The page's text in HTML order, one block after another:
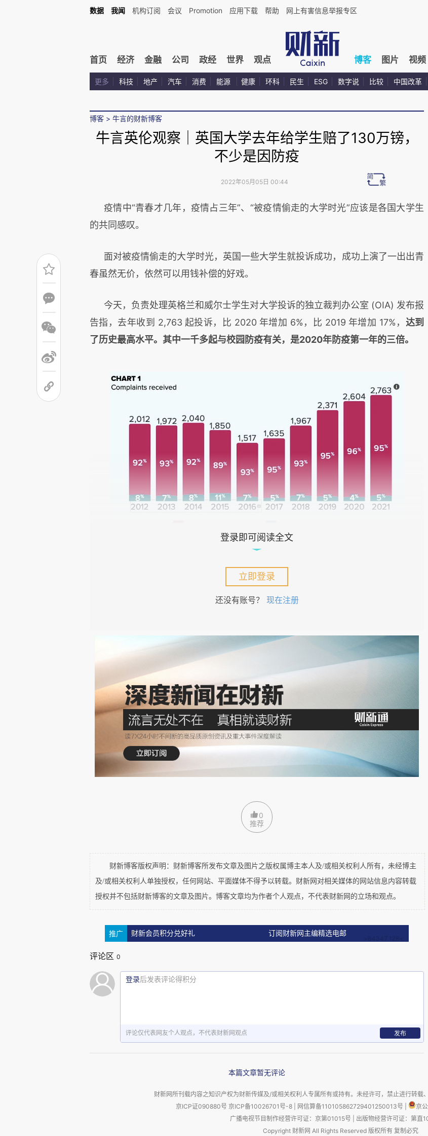
数据 我闻 机构订阅 会议 Promotion 应用下载 帮助 网上有害信息举报专区
首页 经济 金融 公司 政经 世界 观点 博客 图片 视频
更多 科技 地产 汽车 消费 能源 健康 环科 民生 ESG 数字说 比较 中国改革
博客 > 牛言的财新博客
牛言英伦观察｜英国大学去年给学生赔了130万镑，
不少是因防疫
2022年05月05日 00:44
疫情中“青春才几年，疫情占三年”、“被疫情偷走的大学时光”应该是各国大学生
的共同感叹。
面对被疫情偷走的大学时光，英国一些大学生就投诉成功，成功上演了一出出青
春虽然无价，依然可以用钱补偿的好戏。
今天，负责处理英格兰和威尔士学生对大学投诉的独立裁判办公室 (OIA) 发布报
告指，去年收到 2,763 起投诉，比 2020 年增加 6%，比 2019 年增加 17%， 达到
了历史最高水平。其中一千多起与校园防疫有关，是2020年防疫第一年的三倍。
有 27% 的投诉最后裁定为“合理”。最后OIA裁定大学要给学生79.25万英镑的直
接赔偿，还让大学和学生达成了总达51.2万英镑的和解协议，
镑，远远高于2020年的74.2万英镑。
最大的一笔赔偿超过 6.8万英镑，有 63 名学生的赔偿超过 5,000 英镑。
由于OIA只会在学生用尽学校内部程序并对回应感到不满后才受理他们的上诉，
所以实际上大学给学生的赔偿比OIA公布的数字更多
OIA 表示，受“疫情和教师罢工的叠加影响”，“一些学生发现他们没有获得他们
由于一些投诉是集体联合提出的，因此投诉涉及的学生数量比2763更多。OIA表
400多名学生联合投诉的。
投诉最多的类别是上课的方式。学生抱怨无法使用实验室等设施，项目、实习和
出国学习的机会也被取消或延迟。一些学生的数字能力不足例如打字速度也影响到
他们上网课体验和在线考试成绩。
根据OIA的数据，设计、创意和表演艺术课程的学生是受防疫影响最直接的学生
之一。他们投诉集中在无法使用工作室和设施，或没有展示作品的机会。
化，影响他们的学习。
学校提出每人1000英镑的赔偿，但学生拒绝接受，向OIA投
诉后最终获得每人2500英镑的赔偿。
另一案例中，在英国一所大学海外校区学医的学生因为临床实习是用当地语
言，不是学校承诺的英语而投诉，最后获得2.4万英镑赔偿。
有一群硕士生投诉艺术实践课程与广告宣传货不对板，最后退还了一半的学
登录即可阅读全文
立即登录
还没有账号？ 现在注册
0
推荐
财新博客版权声明：财新博客所发布文章及图片之版权属博主本人及/或相关权利人所有，未经博主
及/或相关权利人单独授权，任何网站、平面媒体不得予以转载。财新网对相关媒体的网站信息内容转载
授权并不包括财新博客的文章及图片。博客文章均为作者个人观点，不代表财新网的立场和观点。
推广 财新会员积分兑好礼 订阅财新网主编精选电邮
评论区 0
登录后发表评论得积分
评论仅代表网友个人观点，不代表财新网观点 发布
本篇文章暂无评论
财新网所刊载内容之知识产权为财新传媒及/或相关权利人专属所有或持有。未经许可，禁止进行转载
京ICP证090880号 京ICP备10026701号-8 网信算备110105862729401250013号
京
广播电视节目制作经营许可证：京第01015号
出版物经营许可证：第直
Copyright 财新网 All Rights Reserved 版权所有 复制必究